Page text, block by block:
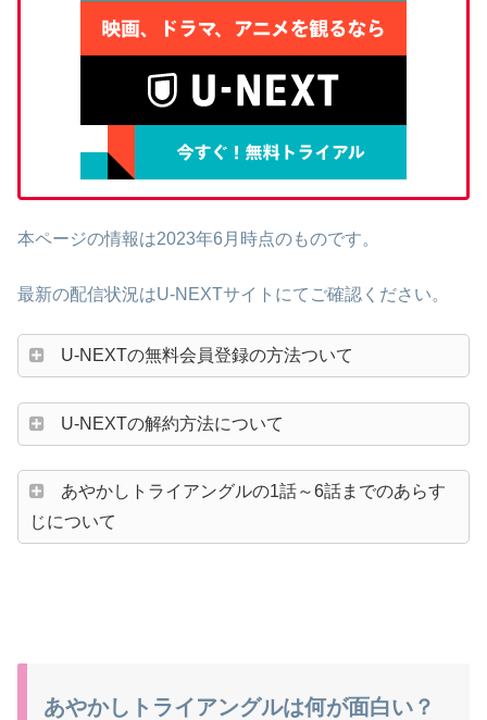
本ページの情報は2023年6月時点のものです。
最新の配信状況はU-NEXTサイトにてご確認ください。
U-NEXTの無料会員登録の方法ついて
U-NEXTの解約方法について
あやかしトライアングルの1話～6話までのあらす
じについて
あやかしトライアングルは何が面白い？